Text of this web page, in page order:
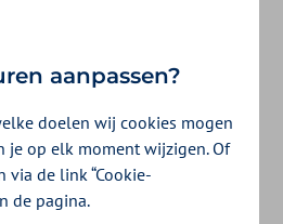
Ruimte voor je
te geven hoe zij het
je naar hen? Ook
hebben dan de
de Deep Democracy
hoe je als
aanpassen?
doelen wij cookies mogen
je op elk moment wijzigen. Of
de link “Cookie-
de pagina.